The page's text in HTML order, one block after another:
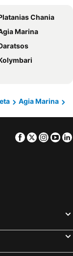
Chania
Marina
Agia Marina
Facebook
Twitter